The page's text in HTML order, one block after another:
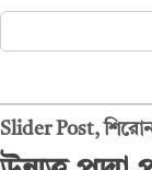
Slider Post,